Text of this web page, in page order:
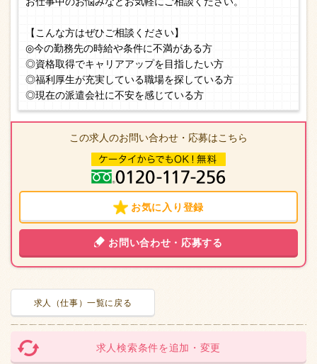
【こんな方はぜひご相談ください】
◎今の勤務先の時給や条件に不満がある方
◎資格取得でキャリアアップを目指したい方
◎福利厚生が充実している職場を探している方
◎現在の派遣会社に不安を感じている方
この求人のお問い合わせ・応募はこちら
お気に入り登録
お問い合わせ・応募する
求人（仕事）一覧に戻る
求人検索条件を追加・変更